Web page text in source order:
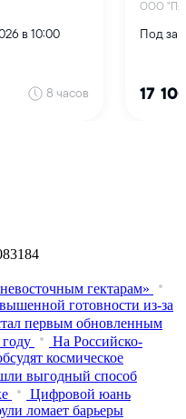
гектарам»
готовности из‑за
первым обновленным
На Российско-
космическое
выгодный способ
Цифровой юань
ломает барьеры